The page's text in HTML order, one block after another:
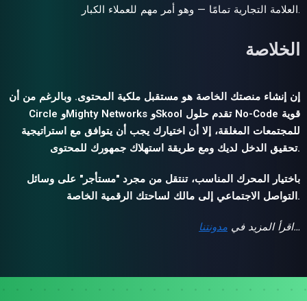
العلامة التجارية تمامًا — وهو أمر مهم للعملاء الكبار.
الخلاصة
إن إنشاء منصتك الخاصة هو مستقبل ملكية المحتوى. وبالرغم من أن
Circle وMighty Networks وSkool تقدم حلول No-Code قوية
للمجتمعات المغلقة، إلا أن اختيارك يجب أن يتوافق مع استراتيجية
تحقيق الدخل لديك ومع طريقة استهلاك جمهورك للمحتوى.
باختيار المحرك المناسب، تنتقل من مجرد "مستأجر" على وسائل
التواصل الاجتماعي إلى مالك لساحتك الرقمية الخاصة.
اقرأ المزيد في مدونتنا …